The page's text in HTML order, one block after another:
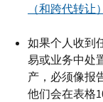
（和跨代转让
如果个人收到
易或业务中处
产，必须像报
他们会在表格